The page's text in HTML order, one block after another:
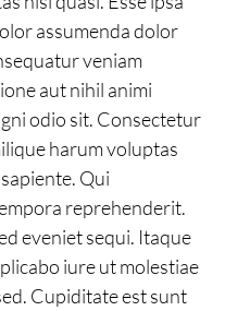
assumenda dolor
veniam
aut nihil animi
odio sit. Consectetur
harum voluptas
Qui
reprehenderit.
eveniet sequi. Itaque
iure ut molestiae
Cupiditate est sunt